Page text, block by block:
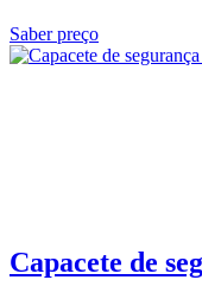
Saber preço
Capacete de